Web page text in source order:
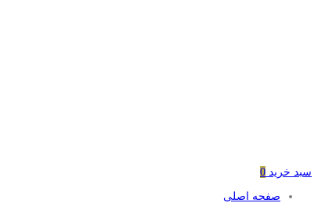
سبد خرید 0
صفحه اصلی